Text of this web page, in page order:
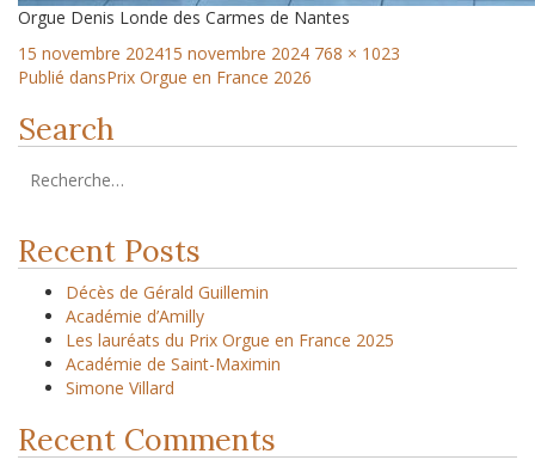
Orgue Denis Londe des Carmes de Nantes
15 novembre 202415 novembre 2024 768 × 1023
Publié dansPrix Orgue en France 2026
Search
Recent Posts
Décès de Gérald Guillemin
Académie d’Amilly
Les lauréats du Prix Orgue en France 2025
Académie de Saint-Maximin
Simone Villard
Recent Comments